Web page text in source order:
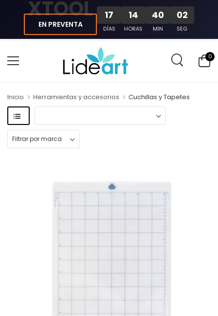
XTOOL
EN PREVENTA
17
DÍAS
14
HORAS
40
MIN
00
SEG
0
Inicio Herramientas y accesorios Cuchillas y Tapetes